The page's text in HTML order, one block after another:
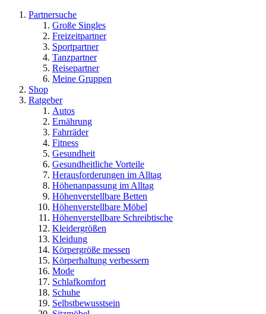
Partnersuche
Große Singles
Freizeitpartner
Sportpartner
Tanzpartner
Reisepartner
Meine Gruppen
Shop
Ratgeber
Autos
Ernährung
Fahrräder
Fitness
Gesundheit
Gesundheitliche Vorteile
Herausforderungen im Alltag
Höhenanpassung im Alltag
Höhenverstellbare Betten
Höhenverstellbare Möbel
Höhenverstellbare Schreibtische
Kleidergrößen
Kleidung
Körpergröße messen
Körperhaltung verbessern
Mode
Schlafkomfort
Schuhe
Selbstbewusstsein